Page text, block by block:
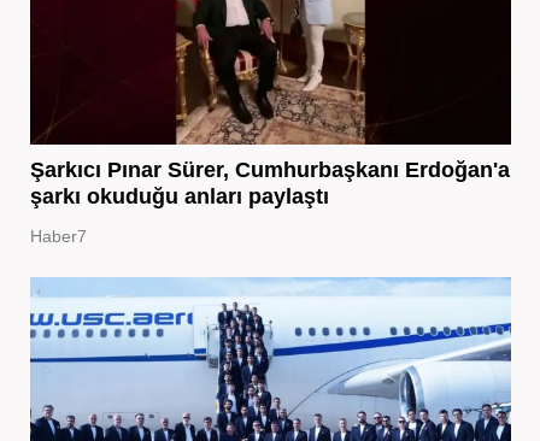
Şarkıcı Pınar Sürer, Cumhurbaşkanı Erdoğan'a
şarkı okuduğu anları paylaştı
Haber7